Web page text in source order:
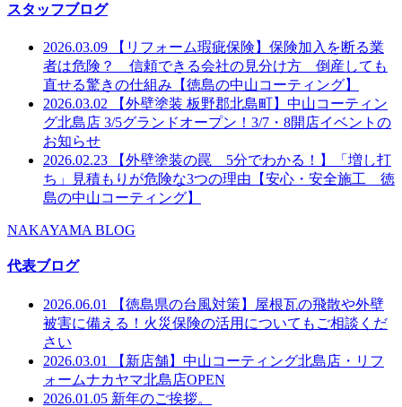
スタッフブログ
2026.03.09
【リフォーム瑕疵保険】保険加入を断る業
者は危険？ 信頼できる会社の見分け方 倒産しても
直せる驚きの仕組み【徳島の中山コーティング】
2026.03.02
【外壁塗装 板野郡北島町】中山コーティン
グ北島店 3/5グランドオープン！3/7・8開店イベントの
お知らせ
2026.02.23
【外壁塗装の罠 5分でわかる！】「増し打
ち」見積もりが危険な3つの理由【安心・安全施工 徳
島の中山コーティング】
NAKAYAMA BLOG
代表ブログ
2026.06.01
【徳島県の台風対策】屋根瓦の飛散や外壁
被害に備える！火災保険の活用についてもご相談くだ
さい
2026.03.01
【新店舗】中山コーティング北島店・リフ
ォームナカヤマ北島店OPEN
2026.01.05 新年のご挨拶。